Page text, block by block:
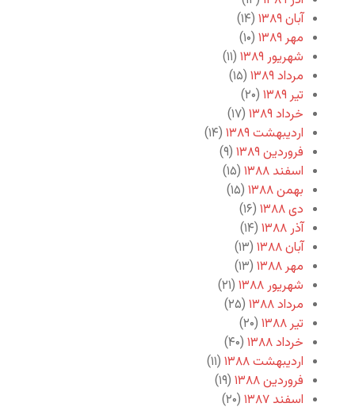
آبان ۱۳۸۹
(۱۴)
مهر ۱۳۸۹
(۱۰)
شهریور ۱۳۸۹
(۱۱)
مرداد ۱۳۸۹
(۱۵)
تیر ۱۳۸۹
(۲۰)
خرداد ۱۳۸۹
(۱۷)
اردیبهشت ۱۳۸۹
(۱۴)
فروردین ۱۳۸۹
(۹)
اسفند ۱۳۸۸
(۱۵)
بهمن ۱۳۸۸
(۱۵)
دی ۱۳۸۸
(۱۶)
آذر ۱۳۸۸
(۱۴)
آبان ۱۳۸۸
(۱۳)
مهر ۱۳۸۸
(۱۳)
شهریور ۱۳۸۸
(۲۱)
مرداد ۱۳۸۸
(۲۵)
تیر ۱۳۸۸
(۲۰)
خرداد ۱۳۸۸
(۴۰)
اردیبهشت ۱۳۸۸
(۱۱)
فروردین ۱۳۸۸
(۱۹)
اسفند ۱۳۸۷
(۲۰)